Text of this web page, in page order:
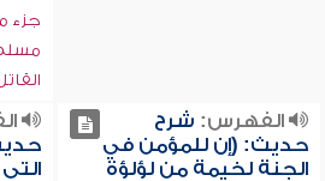
جزء
الفهرس: شرح
حديث: (إن للمؤمن في
الجنة لخيمة من لؤلؤة